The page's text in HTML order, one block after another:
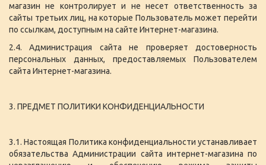
магазин не контролирует и не несет ответственность за
сайты третьих лиц, на которые Пользователь может перейти
по ссылкам, доступным на сайте Интернет-магазина.
2.4. Администрация сайта не проверяет достоверность
персональных данных, предоставляемых Пользователем
сайта Интернет-магазина.
3. ПРЕДМЕТ ПОЛИТИКИ КОНФИДЕНЦИАЛЬНОСТИ
3.1. Настоящая Политика конфиденциальности устанавливает
обязательства Администрации сайта интернет-магазина по